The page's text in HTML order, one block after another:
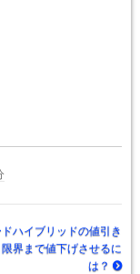
ハイブリッドの値引き
界まで値下げさせるに
は？